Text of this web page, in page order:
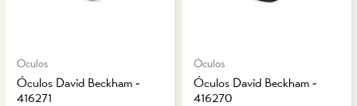
Óculos
Óculos David Beckham -
416271
Óculos
Óculos David Beckham -
416270